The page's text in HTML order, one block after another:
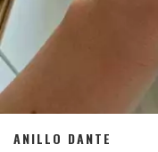
ANILLO DANTE